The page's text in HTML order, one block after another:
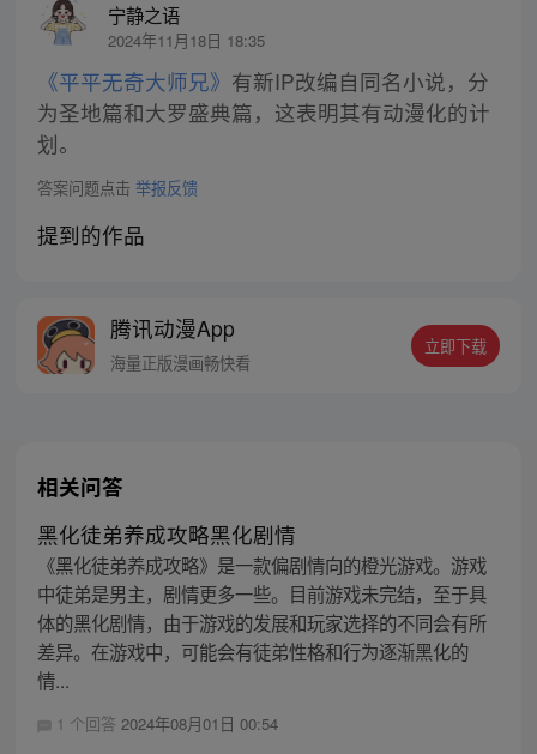
宁静之语
2024年11月18日 18:35
《平平无奇大师兄》 有新IP改编自同名小说，分
为圣地篇和大罗盛典篇，这表明其有动漫化的计
划。
答案问题点击 举报反馈
提到的作品
腾讯动漫App
海量正版漫画畅快看
立即下载
相关问答
黑化徒弟养成攻略黑化剧情
《黑化徒弟养成攻略》是一款偏剧情向的橙光游戏。游戏
中徒弟是男主，剧情更多一些。目前游戏未完结，至于具
体的黑化剧情，由于游戏的发展和玩家选择的不同会有所
差异。在游戏中，可能会有徒弟性格和行为逐渐黑化的
情...
1 个回答 2024年08月01日 00:54